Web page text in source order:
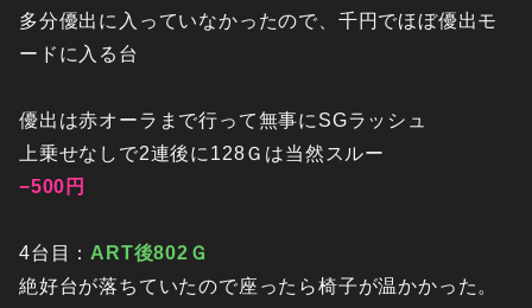
多分優出に入っていなかったので、千円でほぼ優出モ
ードに入る台
優出は赤オーラまで行って無事にSGラッシュ
上乗せなしで2連後に128Ｇは当然スルー
−500円
4台目： ART後802Ｇ
絶好台が落ちていたので座ったら椅子が温かかった。